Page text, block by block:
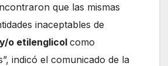
que las mismas
inaceptables de
o etilenglicolcomo
indicó el comunicado de la